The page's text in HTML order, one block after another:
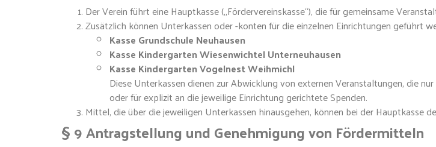
Der Verein führt eine Hauptkasse („Fördervereinskasse“), die für gemeinsame
Zusätzlich können Unterkassen oder -konten für die einzelnen Einrichtungen geführt
Kasse Grundschule Neuhausen
Kasse Kindergarten Wiesenwichtel Unterneuhausen
Kasse Kindergarten Vogelnest Weihmichl
Diese Unterkassen dienen zur Abwicklung von externen Veranstaltungen, die
oder für explizit an die jeweilige Einrichtung gerichtete Spenden.
Mittel, die über die jeweiligen Unterkassen hinausgehen, können bei der Hauptkasse
§ 9 Antragstellung und Genehmigung von Fördermitteln